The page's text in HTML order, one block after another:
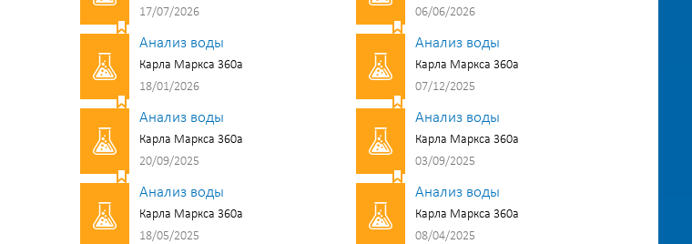
17/07/2026
06/06/2026
Анализ воды
Карла Маркса 360а
18/01/2026
Анализ воды
Карла Маркса 360а
07/12/2025
Анализ воды
Карла Маркса 360а
20/09/2025
Анализ воды
Карла Маркса 360а
03/09/2025
Анализ воды
Карла Маркса 360а
18/05/2025
Анализ воды
Карла Маркса 360а
08/04/2025